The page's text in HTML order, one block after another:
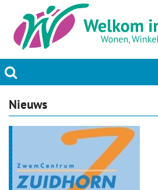
Actueel
Hobby & Vrije tijd
Welzijn & Maatschappij
Bedrijven
Nieuws